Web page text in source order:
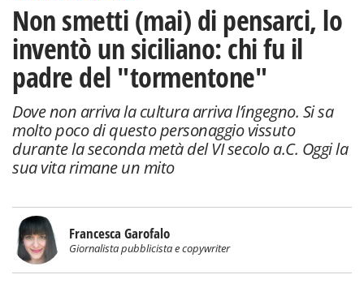
Non smetti (mai) di pensarci, lo
inventò un siciliano: chi fu il
padre del "tormentone"
Dove non arriva la cultura arriva l’ingegno. Si sa
molto poco di questo personaggio vissuto
durante la seconda metà del VI secolo a.C. Oggi la
sua vita rimane un mito
Francesca Garofalo
Giornalista pubblicista e copywriter